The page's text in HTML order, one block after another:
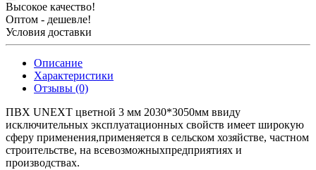
Высокое качество!
Оптом - дешевле!
Условия доставки
Описание
Характеристики
Отзывы (0)
ПВХ UNEXT цветной 3 мм 2030*3050мм ввиду
исключительных эксплуатационных свойств имеет широкую
сферу применения,применяется в сельском хозяйстве, частном
строительстве, на всевозможныхпредприятиях и
производствах.